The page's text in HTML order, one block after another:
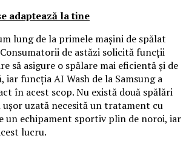
adaptează la tine
lung de la primele mașini de spălat
de astăzi solicită funcții
să asigure o spălare mai eficientă și de
iar funcția AI Wash de la Samsung a
în acest scop. Nu există două spălări
ușor uzată necesită un tratament cu
un echipament sportiv plin de noroi, iar
lucru.